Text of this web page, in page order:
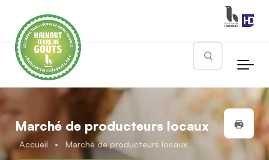
Rechercher
Marché de producteurs locaux
Accueil • Marché de producteurs locaux